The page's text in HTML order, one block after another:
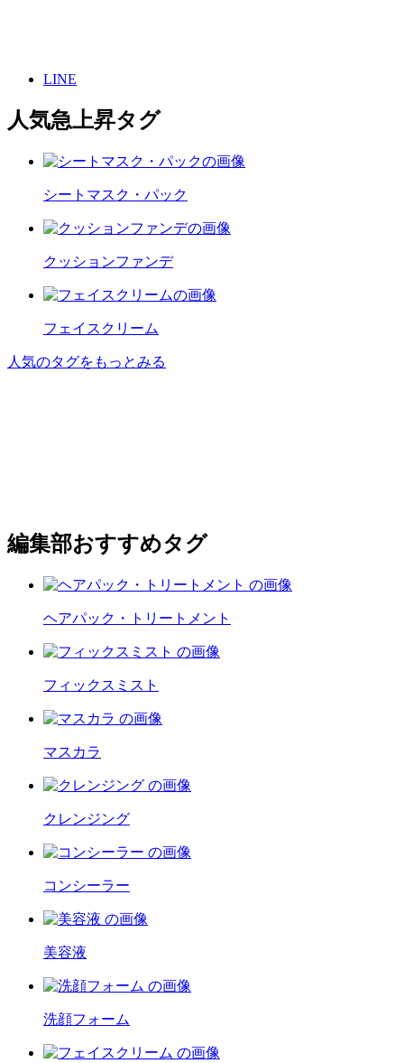
LINE
人気急上昇タグ
シートマスク・パック
クッションファンデ
フェイスクリーム
人気のタグをもっとみる
編集部おすすめタグ
ヘアパック・トリートメント
フィックスミスト
マスカラ
クレンジング
コンシーラー
美容液
洗顔フォーム